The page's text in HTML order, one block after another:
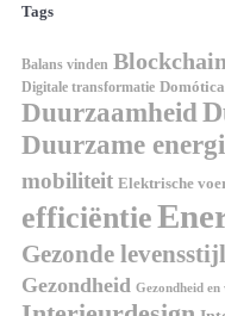
Tags
Balans vinden
Digitale transformatie Domótica
Duurzaamheid
Duurzame
mobiliteit Elektrische
efficiëntie
Gezonde levensstijl
Gezondheid Gezondheid